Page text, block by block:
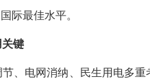
际最佳水平。
键
电网消纳、民生用电多重